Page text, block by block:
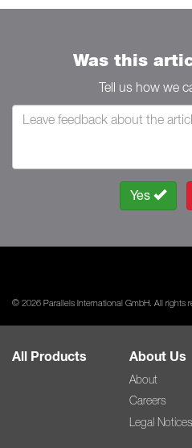
Was this
Tell us how we
Yes
© 2026 Parallels International GmbH. All rights
All Products About Us
About
Careers
Legal Notices